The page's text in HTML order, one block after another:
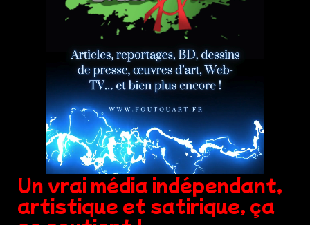
Un vrai média indépendant,
artistique et satirique, ça